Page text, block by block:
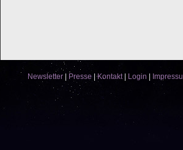
Newsletter Presse |Kontakt| Login